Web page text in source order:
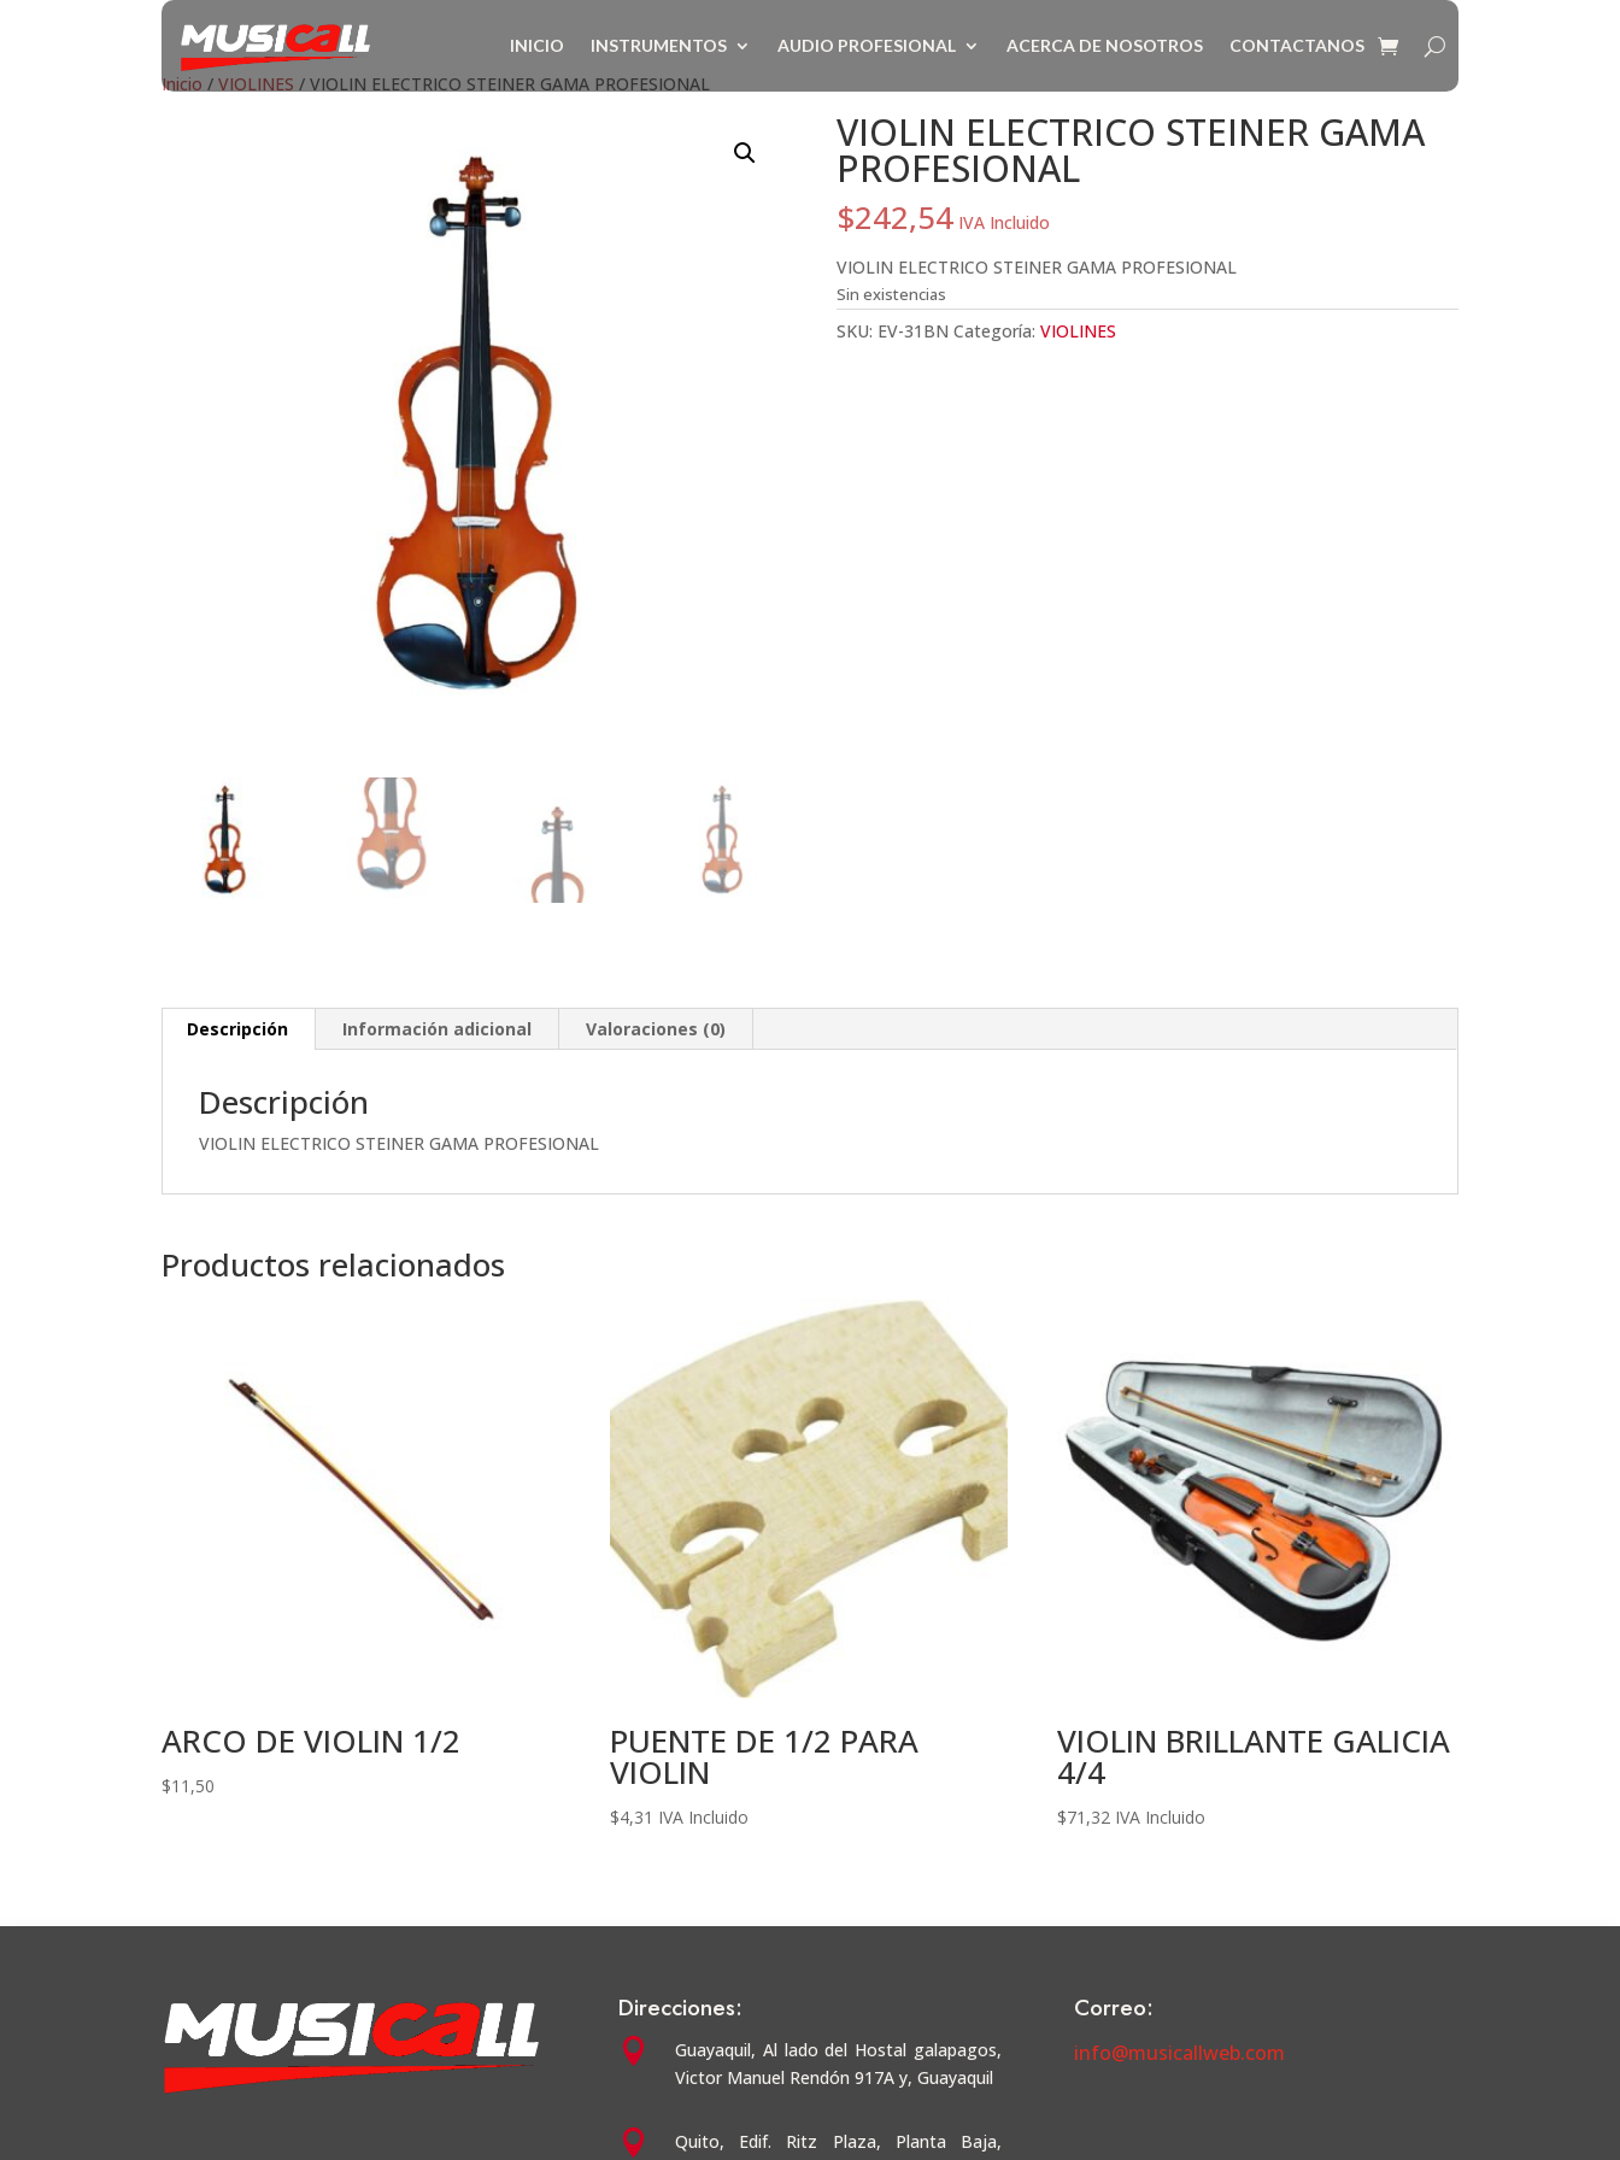
INICIO INSTRUMENTOS AUDIO PROFESIONAL ACERCA DE NOSOTROS CONTACTANOS
Inicio /VIOLINES / VIOLIN ELECTRICO STEINER GAMA PROFESIONAL
VIOLIN ELECTRICO STEINER GAMA
PROFESIONAL
$242,54 IVA Incluido
VIOLIN ELECTRICO STEINER GAMA PROFESIONAL
Sin existencias
SKU: EV-31BN Categoría: VIOLINES
Descripción Información adicional Valoraciones (0)
Descripción
VIOLIN ELECTRICO STEINER GAMA PROFESIONAL
Productos relacionados
ARCO DE VIOLIN 1/2
$11,50
PUENTE DE 1/2 PARA
VIOLIN
$4,31 IVA Incluido
VIOLIN BRILLANTE GALICIA
4/4
$71,32 IVA Incluido
Direcciones:
 Guayaquil, Al lado del Hostal galapagos,
Victor Manuel Rendón 917A y, Guayaquil

Quito, Edif. Ritz Plaza, Planta Baja,
Correo:
info@musicallweb.com